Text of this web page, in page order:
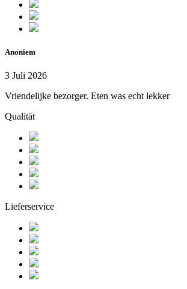
Anoniem
3 Juli 2026
Vriendelijke bezorger. Eten was echt lekker
Qualität
Lieferservice